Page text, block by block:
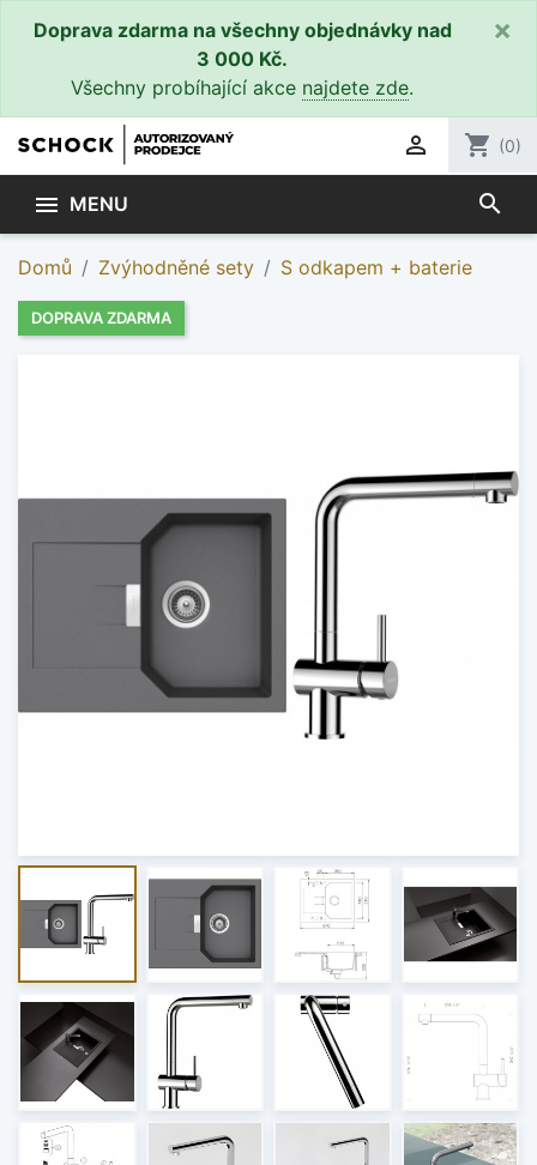
Doprava zdarma na všechny objednávky nad
3 000 Kč.
Všechny probíhající akce najdete zde.
×
 shopping_cart (0)
 MENU search
Domů Zvýhodněné sety S odkapem + baterie
DOPRAVA ZDARMA